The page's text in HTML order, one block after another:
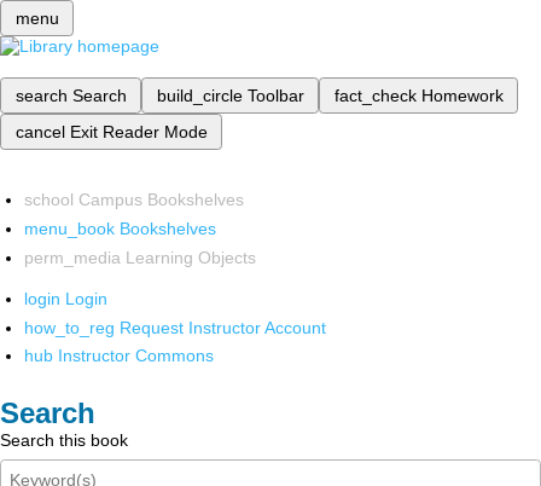
menu
search Search build_circle Toolbar fact_check Homework
cancel Exit Reader Mode
school Campus Bookshelves
menu_book Bookshelves
perm_media Learning Objects
login Login
how_to_reg Request Instructor Account
hub Instructor Commons
Search
Search this book